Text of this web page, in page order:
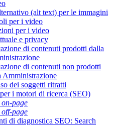
(alt text) per le immagini
per i video
per i video
e privacy
di contenuti prodotti dalla
di contenuti non prodotti
Amministrazione
dei soggetti ritratti
i motori di ricerca (SEO)
on-page
off-page
di diagnostica SEO: Search